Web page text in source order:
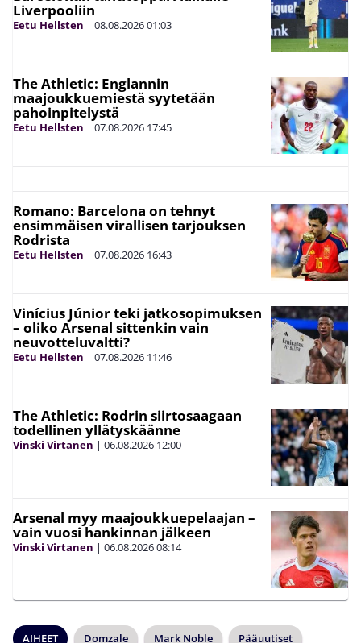
Liverpooliin
Eetu Hellsten | 08.08.202601:03
The Athletic: Englannin
maajoukkuemiestä syytetään
pahoinpitelystä
Eetu Hellsten | 07.08.2026 17:45
Romano: Barcelona on tehnyt
ensimmäisen virallisen tarjouksen
Rodrista
Eetu Hellsten | 07.08.2026 16:43
Vinícius Júnior teki jatkosopimuksen
– oliko Arsenal sittenkin vain
neuvotteluvaltti?
Eetu Hellsten | 07.08.2026 11:46
The Athletic: Rodrin siirtosaagaan
todellinen yllätyskäänne
Vinski Virtanen | 06.08.2026 12:00
Arsenal myy maajoukkuepelaajan –
vain vuosi hankinnan jälkeen
Vinski Virtanen | 06.08.202608:14
AIHEET Domzale Mark Noble Pääuutiset